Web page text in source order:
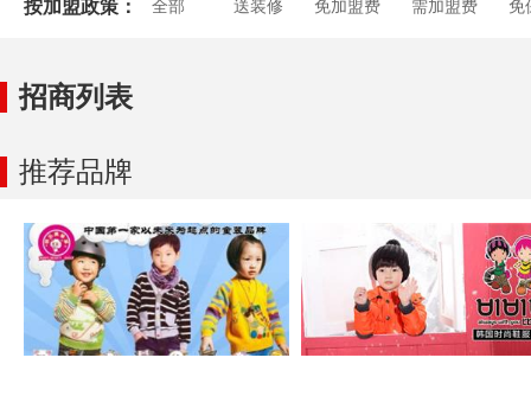
按加盟政策： 全部 送装修 免加盟费 需加盟费 免
招商列表
推荐品牌